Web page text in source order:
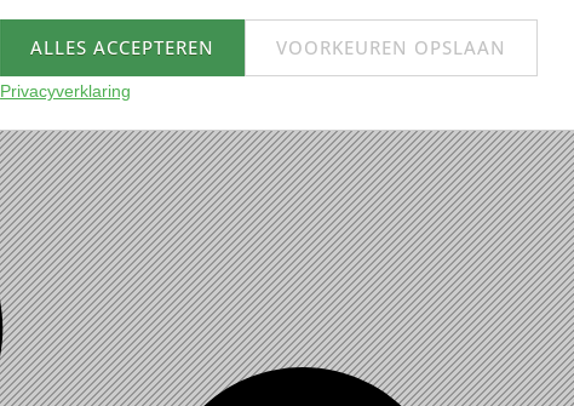
ALLES ACCEPTEREN VOORKEUREN OPSLAAN
Privacyverklaring